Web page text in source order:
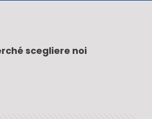
scegliere noi